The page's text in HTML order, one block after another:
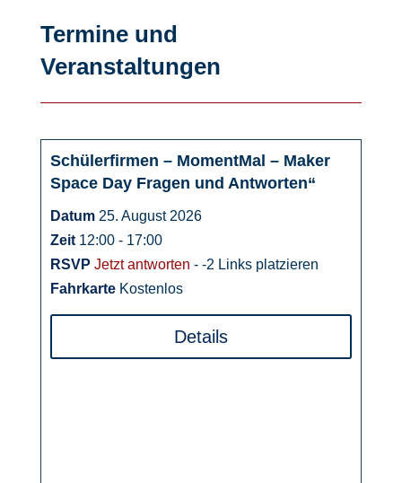
Termine und
Veranstaltungen
25
Schülerfirmen – MomentMal – Maker
Space Day Fragen und Antworten“
Datum 25. August 2026
Zeit 12:00 - 17:00
RSVP Jetzt antworten - -2 Links platzieren
Fahrkarte Kostenlos
Details